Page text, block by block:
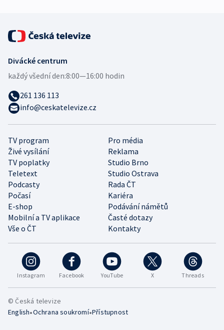
Instagram Facebook YouTube X Threads
TV program
Pro média
Živé vysílání
Reklama
TV poplatky
Studio Brno
Teletext
Studio Ostrava
Podcasty
Rada ČT
Počasí
Kariéra
E-shop
Podávání námětů
Mobilní a TV aplikace
Časté dotazy
Vše o ČT
Kontakty
Divácké centrum
každý všední den:8:00—16:00 hodin
261 136 113
info@ceskatelevize.cz
© Česká televize
English•Ochrana soukromí•Přístupnost